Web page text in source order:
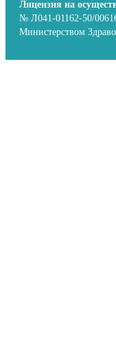
Лицензия на
№ Л041-01162-50/
Министерством